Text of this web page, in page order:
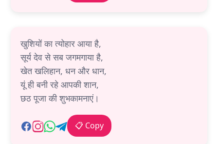
खुशियों का त्योहार आया है,
सूर्य देव से सब जगमगाया है,
खेत खलिहान, धन और धान,
यूं ही बनी रहे आपकी शान,
छठ पूजा की शुभकामनाएं।
📋 Copy